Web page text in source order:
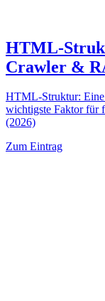
HTML-
Crawler &
HTML-Struktur:
wichtigste Faktor für
(2026)
Zum Eintrag